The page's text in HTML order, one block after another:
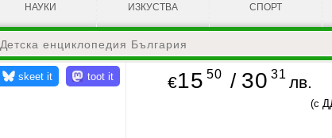
НАУКИ ИЗКУСТВА СПОРТ
Детска енциклопедия България
€15 50 / 30 31 лв.
(с